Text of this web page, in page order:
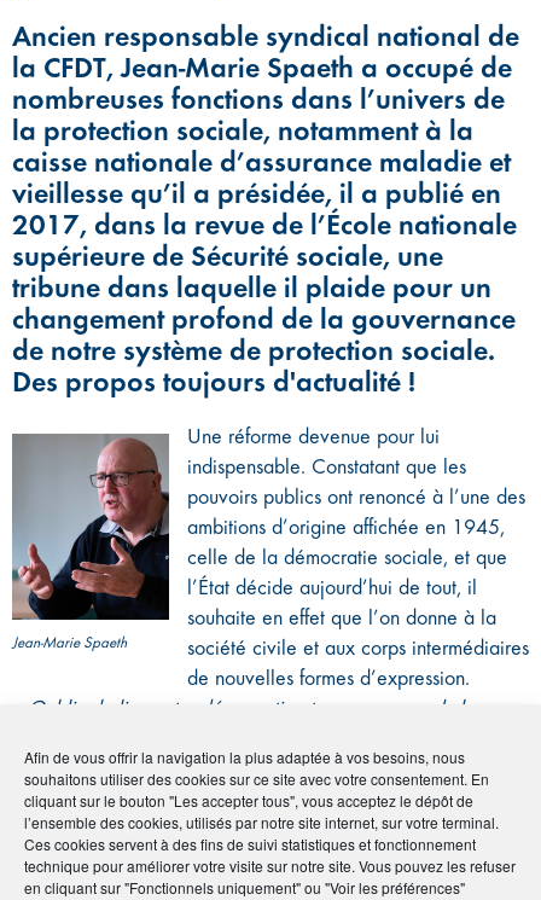
Afin de vous offrir la navigation la plus adaptée à vos besoins, nous
souhaitons utiliser des cookies sur ce site avec votre consentement. En
cliquant sur le bouton "Les accepter tous", vous acceptez le dépôt de
l’ensemble des cookies, utilisés par notre site internet, sur votre terminal.
Ces cookies servent à des fins de suivi statistiques et fonctionnement
technique pour améliorer votre visite sur notre site. Vous pouvez les refuser
en cliquant sur "Fonctionnels uniquement" ou "Voir les préférences"
Ancien responsable syndical national de
la CFDT, Jean-Marie Spaeth a occupé de
nombreuses fonctions dans l’univers de
la protection sociale, notamment à la
caisse nationale d’assurance maladie et
vieillesse qu’il a présidée, il a publié en
2017, dans la revue de l’École nationale
supérieure de Sécurité sociale, une
tribune dans laquelle il plaide pour un
changement profond de la gouvernance
de notre système de protection sociale.
Des propos toujours d'actualité !
Jean-Marie Spaeth
Une réforme devenue pour lui
indispensable. Constatant que les
pouvoirs publics ont renoncé à l’une des
ambitions d’origine affichée en 1945,
celle de la démocratie sociale, et que
l’État décide aujourd’hui de tout, il
souhaite en effet que l’on donne à la
société civile et aux corps intermédiaires
de nouvelles formes d’expression.
Oublier le lien entre démocratie et gouvernance de la
connaitre notre système, constitue un risque», prévient-il,
avant de donner quelques pistes d’évolution pour l’avenir.